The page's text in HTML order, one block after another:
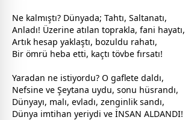
Ne kalmıştı? Dünyada; Tahtı, Saltanatı,
Anladı! Üzerine atılan toprakla, fani hayatı,
Artık hesap yaklaştı, bozuldu rahatı,
Bir ömrü heba etti, kaçtı tövbe fırsatı!
Yaradan ne istiyordu? O gaflete daldı,
Nefsine ve Şeytana uydu, sonu hüsrandı,
Dünyayı, malı, evladı, zenginlik sandı,
Dünya imtihan yeriydi ve İNSAN ALDANDI!